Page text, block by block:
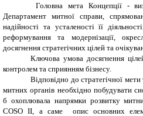
Головна мета Концепції -
Департамент митної справи ,
надійності та усталеності її
реформування та модернізації,
досягнення стратегічних цілей та
Ключова умова досягнення
контролем та сприянням бізнесу.
Відповідно до стратегічної
митних органів необхідно побудувати
б охоплювала напрямки розвитку
COSO II, а саме опис основних